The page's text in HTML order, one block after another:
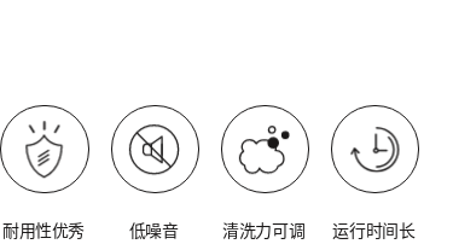
耐用性优秀 低噪音 清洗力可调 运行时间长